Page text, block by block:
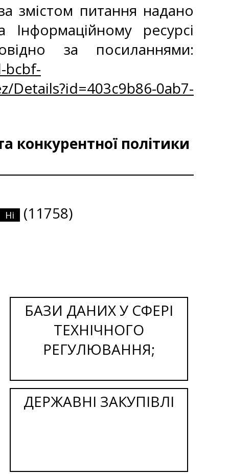
змістом питання надано
ресурсі
за посиланнями:
bcbf-
Details?id=403c9b86-0ab7-
конкурентної політики
Ні (11758)
БАЗИ ДАНИХ У СФЕРІ
ТЕХНІЧНОГО
РЕГУЛЮВАННЯ;
ДЕРЖАВНІ ЗАКУПІВЛІ